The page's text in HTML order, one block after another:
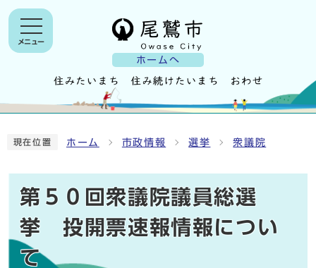
ホームへ
メニュー
現在位置 ホーム 市政情報 選挙 衆議院
第５０回衆議院議員総選
挙 投開票速報情報につい
て